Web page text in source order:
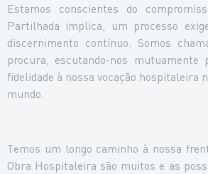
Estamos conscientes do
Partilhada implica, um processo
discernimento contínuo. Somos
procura, escutando-nos mutuamente
fidelidade à nossa vocação hospitaleira
mundo.
Temos um longo caminho à nossa
Obra Hospitaleira são muitos e as